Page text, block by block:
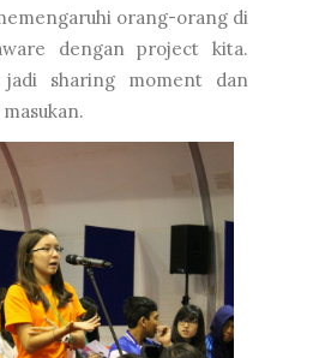
orang-orang di
dengan project kita.
jadi sharing moment dan